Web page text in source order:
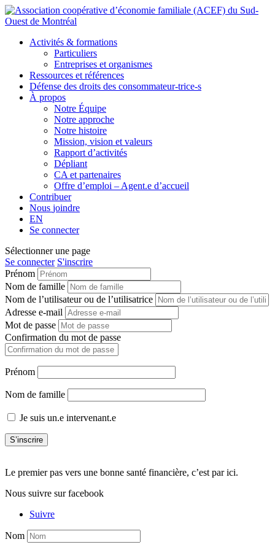
Activités & formations
Particuliers
Entreprises et organismes
Ressources et références
Défense des droits des consommateur-trice-s
À propos
Notre Équipe
Notre approche
Notre histoire
Mission, vision et valeurs
Rapport d’activités
Dépliant
CA et partenaires
Offre d’emploi – Agent.e d’accueil
Contribuer
Nous joindre
EN
Se connecter
Sélectionner une page
Se connecter S'inscrire
Prénom
Nom de famille
Nom de l’utilisateur ou de l’utilisatrice
Adresse e-mail
Mot de passe
Confirmation du mot de passe
Prénom
Nom de famille
Je suis un.e intervenant.e
S’inscrire
Le premier pas vers une bonne santé financière, c’est par ici.
Nous suivre sur facebook
Suivre
Nom